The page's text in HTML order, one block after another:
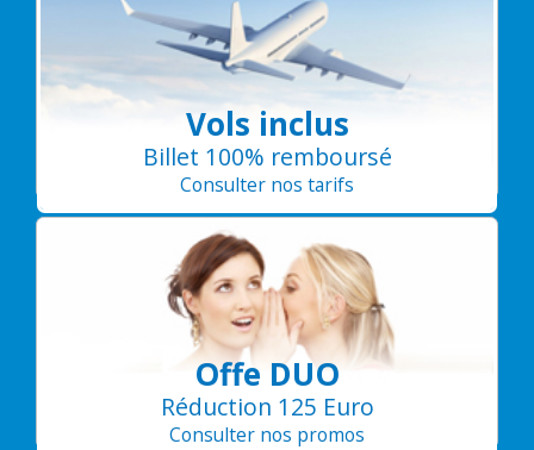
Vols inclus
Billet 100% remboursé
Consulter nos tarifs
Offe DUO
Réduction 125 Euro
Consulter nos promos